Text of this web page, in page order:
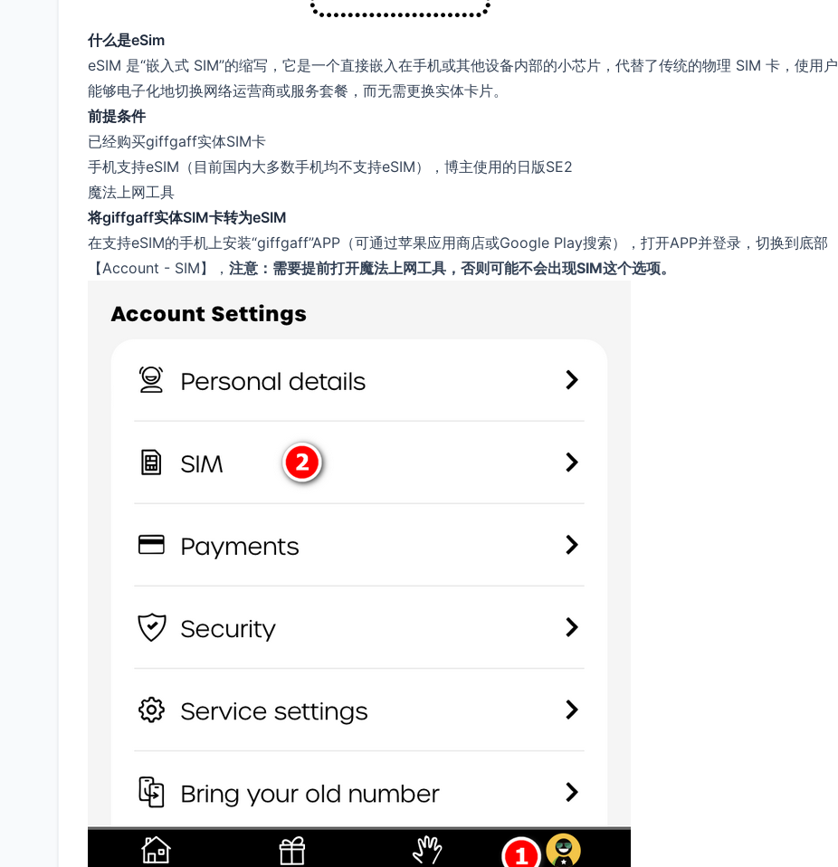
什么是eSim
eSIM 是“嵌入式 SIM”的缩写，它是一个直接嵌入在手机或其他设备内部的小芯片，代替了传统的物理 SIM 卡，使用户
能够电子化地切换网络运营商或服务套餐，而无需更换实体卡片。
前提条件
已经购买giffgaff实体SIM卡
手机支持eSIM（目前国内大多数手机均不支持eSIM），博主使用的日版SE2
魔法上网工具
将giffgaff实体SIM卡转为eSIM
在支持eSIM的手机上安装“giffgaff”APP（可通过苹果应用商店或Google Play搜索），打开APP并登录，切换到底部
【Account - SIM】， 注意：需要提前打开魔法上网工具，否则可能不会出现SIM这个选项。